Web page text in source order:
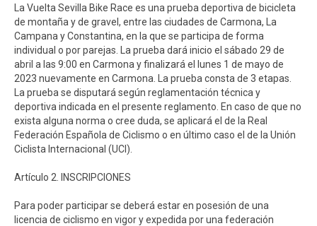
La Vuelta Sevilla Bike Race es una prueba deportiva de bicicleta
de montaña y de gravel, entre las ciudades de Carmona, La
Campana y Constantina, en la que se participa de forma
individual o por parejas. La prueba dará inicio el sábado 29 de
abril a las 9:00 en Carmona y finalizará el lunes 1 de mayo de
2023 nuevamente en Carmona. La prueba consta de 3 etapas.
La prueba se disputará según reglamentación técnica y
deportiva indicada en el presente reglamento. En caso de que no
exista alguna norma o cree duda, se aplicará el de la Real
Federación Española de Ciclismo o en último caso el de la Unión
Ciclista Internacional (UCI).
Artículo 2. INSCRIPCIONES
Para poder participar se deberá estar en posesión de una
licencia de ciclismo en vigor y expedida por una federación